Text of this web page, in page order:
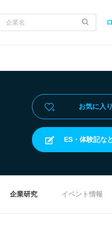
お気に入
ES・体験記な
企業研究 イベント情報